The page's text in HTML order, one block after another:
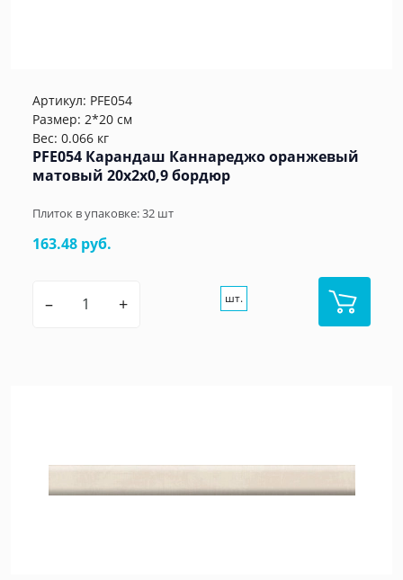
Артикул: PFE054
Размер: 2*20 см
Вес: 0.066 кг
PFE054 Карандаш Каннареджо оранжевый
матовый 20x2x0,9 бордюр
Плиток в упаковке:32 шт
163.48 руб.
– + шт.